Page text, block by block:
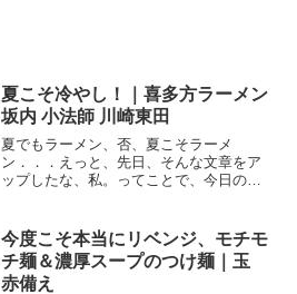
夏こそ冷やし！｜喜多方ラーメン
坂内 小法師 川崎東田
夏でもラーメン、否、夏こそラーメ
ン．．．えっと、先日、そんな文章をア
ップしたな、私。ってことで、今日のラ
で、外回りのお仕事の時に何かと助かる
んですよね。で、本日向かいまし...
今度こそ本当にリベンジ、モチモ
チ麺＆濃厚スープのつけ麺｜玉
赤備え